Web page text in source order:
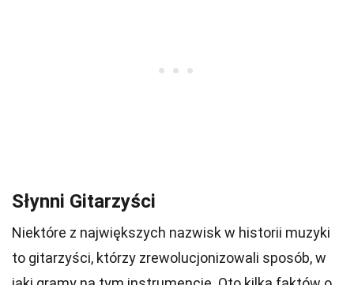
Słynni Gitarzyści
Niektóre z największych nazwisk w historii muzyki
to gitarzyści, którzy zrewolucjonizowali sposób, w